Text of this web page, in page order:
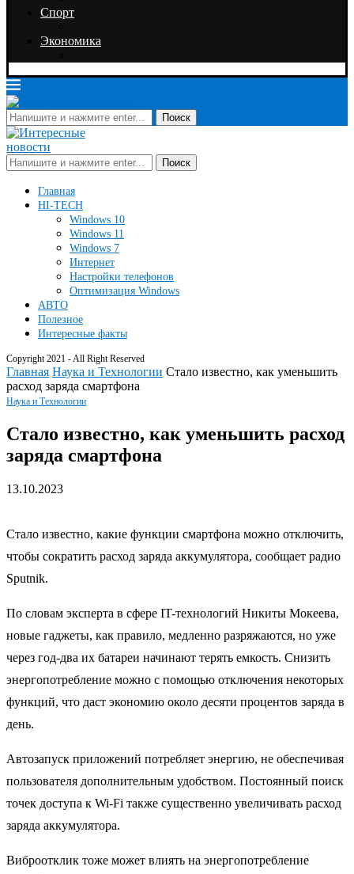
Спорт
Экономика
Поиск
Поиск
Главная
HI-TECH
Windows 10
Windows 11
Windows 7
Интернет
Настройки телефонов
Оптимизация Windows
АВТО
Полезное
Интересные факты
Copyright 2021 - All Right Reserved
Главная Наука и Технологии Стало известно, как уменьшить
расход заряда смартфона
Наука и Технологии
Стало известно, как уменьшить расход
заряда смартфона
13.10.2023
Стало известно, какие функции смартфона можно отключить,
чтобы сократить расход заряда аккумулятора, сообщает радио
Sputnik.
По словам эксперта в сфере IT-технологий Никиты Мокеева,
новые гаджеты, как правило, медленно разряжаются, но уже
через год-два их батареи начинают терять емкость. Снизить
энергопотребление можно с помощью отключения некоторых
функций, что даст экономию около десяти процентов заряда в
день.
Автозапуск приложений потребляет энергию, не обеспечивая
пользователя дополнительным удобством. Постоянный поиск
точек доступа к Wi-Fi также существенно увеличивать расход
заряда аккумулятора.
Виброотклик тоже может влиять на энергопотребление